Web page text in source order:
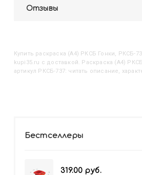
Отзывы
Купить Раскраска (А4) РКСБ Гонки, РКСБ-
kupi35.ru с доставкой. Раскраска (А4)
артикул РКСБ-737: читать описание,
Бестселлеры
319.00 руб.